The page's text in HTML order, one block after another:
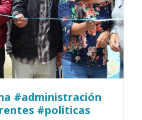
#administración
#políticas